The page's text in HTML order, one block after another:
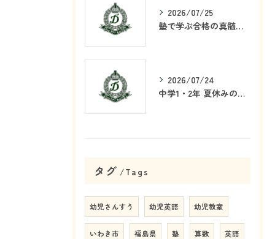
2026/07/25
塾で学ぶ合格の真髄とは何か
2026/07/24
中学1・2年 夏休みの学習戦略
タグ Tags
幼児さんすう 幼児英語 幼児教室
いわき市 福島県 塾 算数 英語